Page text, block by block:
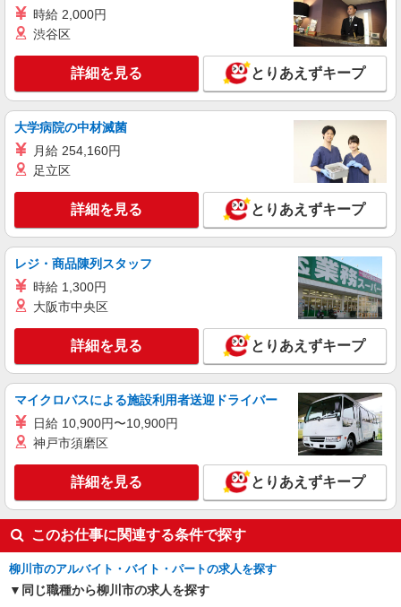
時給 2,000円
渋谷区
詳細を見る とりあえずキープ
大学病院の中材滅菌
月給 254,160円
足立区
詳細を見る とりあえずキープ
レジ・商品陳列スタッフ
時給 1,300円
大阪市中央区
詳細を見る とりあえずキープ
マイクロバスによる施設利用者送迎ドライバー
日給 10,900円〜10,900円
神戸市須磨区
詳細を見る とりあえずキープ
このお仕事に関連する条件で探す
柳川市のアルバイト・バイト・パートの求人を探す
同じ職種から柳川市の求人を探す